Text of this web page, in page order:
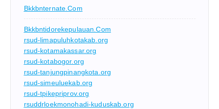
Bkkbnternate.com
Bkkbntidorekepulauan.com
rsud-limapuluhkotakab.org
rsud-kotamakassar.org
rsud-kotabogor.org
rsud-tanjungpinangkota.org
rsud-simeuluekab.org
rsud-tpikepriprov.org
rsuddrloekmonohadi-kuduskab.org